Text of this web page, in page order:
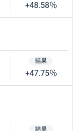
+48.58％
+47.75％